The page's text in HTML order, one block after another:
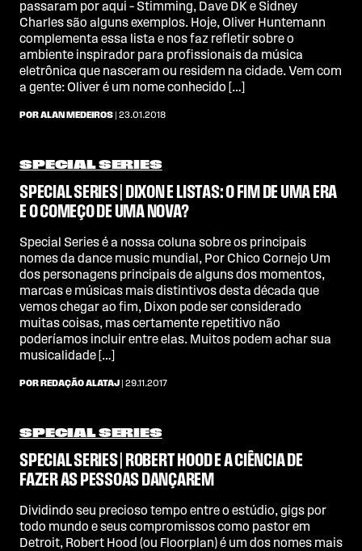
passaram por aqui – Stimming, Dave DK e Sidney
Charles são alguns exemplos. Hoje, Oliver Huntemann
complementa essa lista e nos faz refletir sobre o
ambiente inspirador para profissionais da música
eletrônica que nasceram ou residem na cidade. Vem com
a gente: Oliver é um nome conhecido […]
POR ALAN MEDEIROS | 23.01.2018
SPECIAL SERIES
SPECIAL SERIES | DIXON E LISTAS: O FIM DE UMA ERA
E O COMEÇO DE UMA NOVA?
Special Series é a nossa coluna sobre os principais
nomes da dance music mundial, Por Chico Cornejo Um
dos personagens principais de alguns dos momentos,
marcas e músicas mais distintivos desta década que
vemos chegar ao fim, Dixon pode ser considerado
muitas coisas, mas certamente repetitivo não
poderíamos incluir entre elas. Muitos podem achar sua
musicalidade […]
POR REDAÇÃO ALATAJ | 29.11.2017
SPECIAL SERIES
SPECIAL SERIES | ROBERT HOOD E A CIÊNCIA DE
FAZER AS PESSOAS DANÇAREM
Dividindo seu precioso tempo entre o estúdio, gigs por
todo mundo e seus compromissos como pastor em
Detroit, Robert Hood (ou Floorplan) é um dos nomes mais